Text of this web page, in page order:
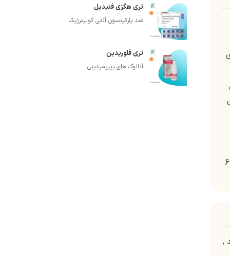
که همراه با استنشاق نیتروس اکساید 60
,
تری هگزی فنیدیل
ضد پارکینسون آنتی کولینرژیک
تری فلوریدین
آنالوگ های پیریمیدینی